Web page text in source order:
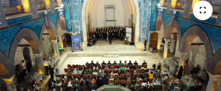
Teknoloji
Tokat Haberleri
Yaşam